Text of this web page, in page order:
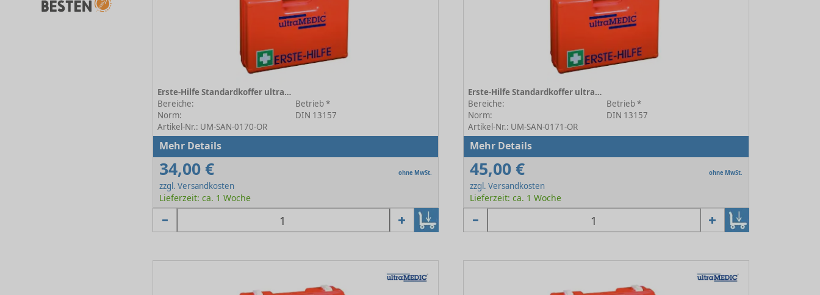
Erste-Hilfe Standardkoffer ultraBOX Basic orange
Bereiche:
Betrieb *
Norm:
DIN 13157
Artikel-Nr.: UM-SAN-0170-OR
Mehr Details
34,00 € ohne MwSt.
zzgl. Versandkosten
Lieferzeit: ca. 1 Woche
Erste-Hilfe Standardkoffer ultraBOX Super orange
Bereiche:
Betrieb *
Norm:
DIN 13157
Artikel-Nr.: UM-SAN-0171-OR
Mehr Details
45,00 € ohne MwSt.
zzgl. Versandkosten
Lieferzeit: ca. 1 Woche